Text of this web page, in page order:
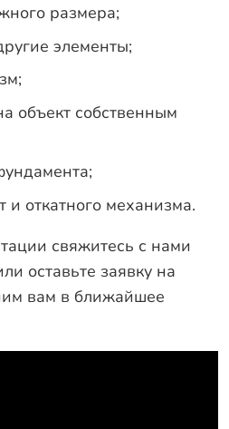
размера;
элементы;
объект собственным
и откатного механизма.
свяжитесь с нами
оставьте заявку на
вам в ближайшее